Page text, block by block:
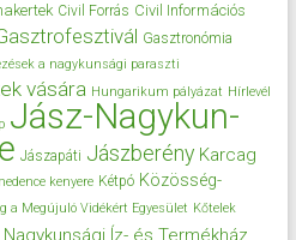
Civil Forrás Civil Információs
Gasztronómia
a nagykunsági paraszti
vására Hungarikum pályázat Hírlevél
Jász-Nagykun-
Jászapáti Jászberény Karcag
kenyere Kétpó Közösség-
a Megújuló Vidékért Egyesület Kőtelek
Nagykunsági Íz- és Termékház